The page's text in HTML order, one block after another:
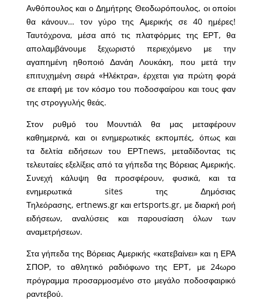
Ανθόπουλος και ο Δημήτρης Θεοδωρόπουλος, οι οποίοι
θα κάνουν… τον γύρο της Αμερικής σε 40 ημέρες!
Ταυτόχρονα, μέσα από τις πλατφόρμες της ΕΡΤ, θα
απολαμβάνουμε ξεχωριστό περιεχόμενο με την
αγαπημένη ηθοποιό Δανάη Λουκάκη, που μετά την
επιτυχημένη σειρά «Ηλέκτρα», έρχεται για πρώτη φορά
σε επαφή με τον κόσμο του ποδοσφαίρου και τους φαν
της στρογγυλής θεάς.
Στον ρυθμό του Μουντιάλ θα μας μεταφέρουν
καθημερινά, και οι ενημερωτικές εκπομπές, όπως και
τα δελτία ειδήσεων του ΕΡΤnews, μεταδίδοντας τις
τελευταίες εξελίξεις από τα γήπεδα της Βόρειας Αμερικής.
Συνεχή κάλυψη θα προσφέρουν, φυσικά, και τα
ενημερωτικά sites της Δημόσιας
Τηλεόρασης, ertnews.gr και ertsports.gr, με διαρκή ροή
ειδήσεων, αναλύσεις και παρουσίαση όλων των
αναμετρήσεων.
Στα γήπεδα της Βόρειας Αμερικής «κατεβαίνει» και η ΕΡΑ
ΣΠΟΡ, το αθλητικό ραδιόφωνο της ΕΡΤ, με 24ωρο
πρόγραμμα προσαρμοσμένο στο μεγάλο ποδοσφαιρικό
ραντεβού.